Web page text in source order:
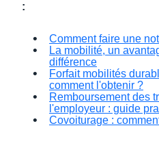
:
Comment faire une
La mobilité, un
différence
Forfait mobilités
comment l'obtenir ?
Remboursement des
l'employeur : guide
Covoiturage :